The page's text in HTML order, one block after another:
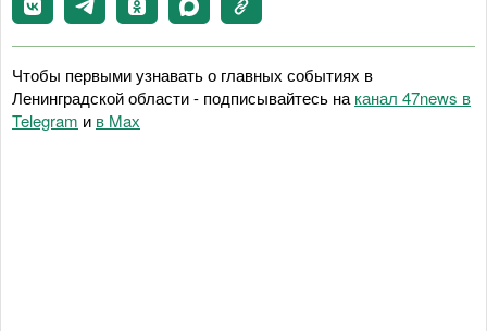
Чтобы первыми узнавать о главных событиях в
Ленинградской области - подписывайтесь на канал 47news в
Telegram и в Maх